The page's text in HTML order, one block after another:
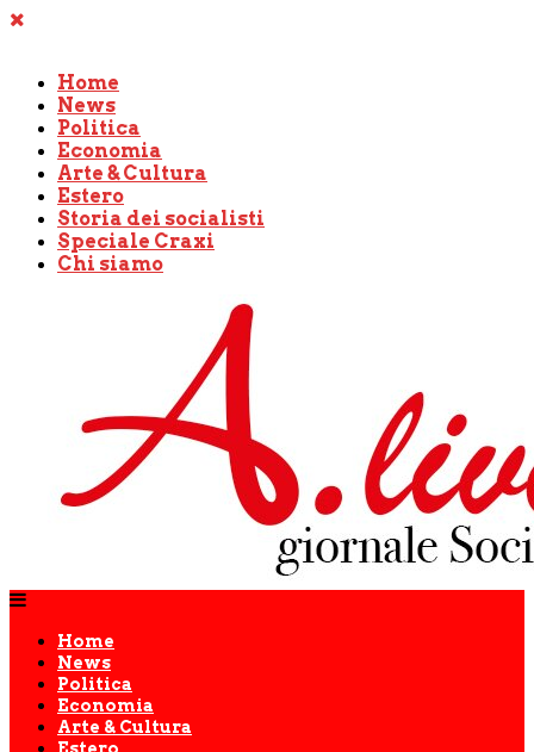
Home
News
Politica
Economia
Arte & Cultura
Estero
Storia dei socialisti
Speciale Craxi
Chi siamo
Home
News
Politica
Economia
Arte & Cultura